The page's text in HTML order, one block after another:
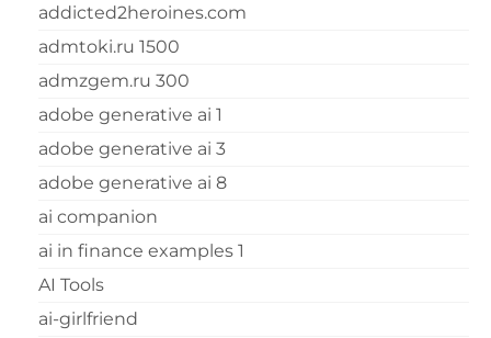
addicted2heroines.com
admtoki.ru 1500
admzgem.ru 300
adobe generative ai 1
adobe generative ai 3
adobe generative ai 8
ai companion
ai in finance examples 1
AI Tools
ai-girlfriend